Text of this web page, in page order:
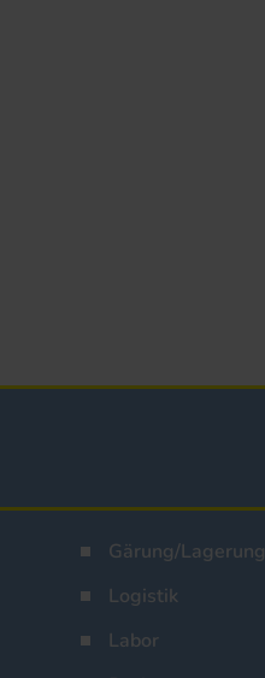
Gärung/Lagerung
Logistik
Labor